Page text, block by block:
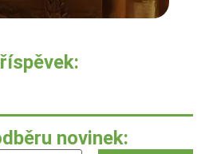
novinek: